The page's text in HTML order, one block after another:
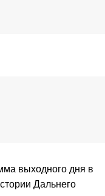
выходного дня в
Дальнего